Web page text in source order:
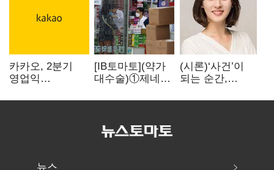
카카오, 2분기
영업익
전년비 36% 증가
[IB토마토](약가
대수술)①제네릭
제약사 수익성
(시론)‘사건’이
되는 순간,
살아난다
뉴스